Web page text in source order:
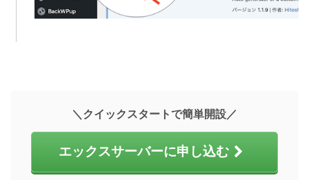
＼クイックスタートで簡単開設／
エックスサーバーに申し込む